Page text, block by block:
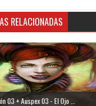
RELACIONADAS
03 + Auspex 03 - El Ojo ...